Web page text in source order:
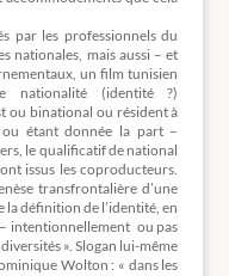
par les professionnels du
nationales, mais aussi – et
un film tunisien
nationalité (identité ?)
ou binational ou résident à
ou étant donnée la part –
le qualificatif de national
issus les coproducteurs.
transfrontalière d’une
définition de l’identité, en
intentionnellement ou pas
». Slogan lui-même
Wolton : « dans les